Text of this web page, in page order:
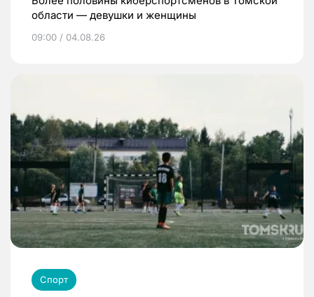
области — девушки и женщины
09:00 / 04.08.26
Спорт